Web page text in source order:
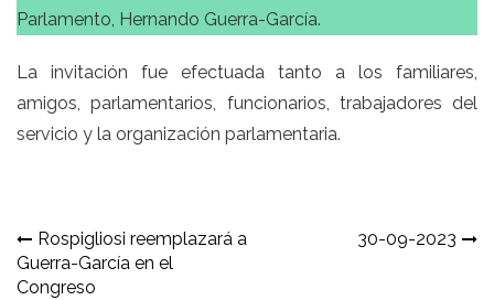
Parlamento, Hernando Guerra-García.
La invitación fue efectuada tanto a los familiares,
amigos, parlamentarios, funcionarios, trabajadores del
servicio y la organización parlamentaria.
Navegación
de
Rospigliosi reemplazará a
Guerra-García en el
Congreso
30-09-2023